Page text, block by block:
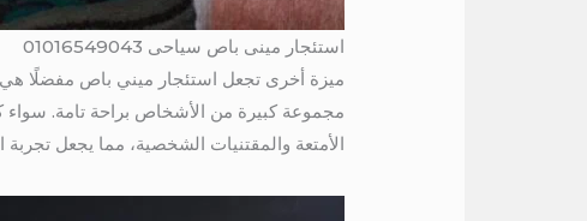
استئجار مينى باص سياحى 01016549043
ميزة أخرى تجعل استئجار ميني باص مفضلًا هي
مجموعة كبيرة من الأشخاص براحة تامة. سواء
الأمتعة والمقتنيات الشخصية، مما يجعل تجربة